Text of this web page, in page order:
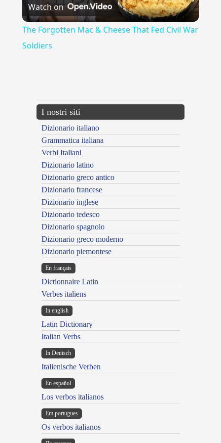
Video
Watch on
The Forgotten Mac & Cheese That Fed Civil War
Soldiers
I nostri siti
Dizionario italiano
Grammatica italiana
Verbi Italiani
Dizionario latino
Dizionario greco antico
Dizionario francese
Dizionario inglese
Dizionario tedesco
Dizionario spagnolo
Dizionario greco moderno
Dizionario piemontese
En français
Dictionnaire Latin
Verbes italiens
In english
Latin Dictionary
Italian Verbs
In Deutsch
Italienische Verben
En español
Los verbos italianos
Em portugues
Os verbos italianos